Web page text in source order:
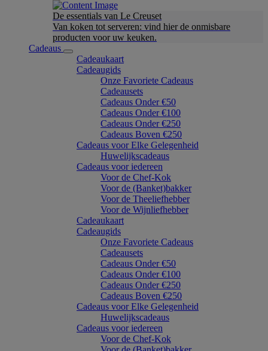
De essentials van Le Creuset
Van koken tot serveren: vind hier de onmisbare
producten voor uw keuken.
Cadeaus
Cadeaukaart
Cadeaugids
Onze Favoriete Cadeaus
Cadeausets
Cadeaus Onder €50
Cadeaus Onder €100
Cadeaus Onder €250
Cadeaus Boven €250
Cadeaus voor Elke Gelegenheid
Huwelijkscadeaus
Cadeaus voor iedereen
Voor de Chef-Kok
Voor de (Banket)bakker
Voor de Theeliefhebber
Voor de Wijnliefhebber
Cadeaukaart
Cadeaugids
Onze Favoriete Cadeaus
Cadeausets
Cadeaus Onder €50
Cadeaus Onder €100
Cadeaus Onder €250
Cadeaus Boven €250
Cadeaus voor Elke Gelegenheid
Huwelijkscadeaus
Cadeaus voor iedereen
Voor de Chef-Kok